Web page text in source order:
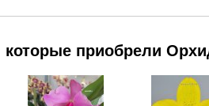
которые приобрели